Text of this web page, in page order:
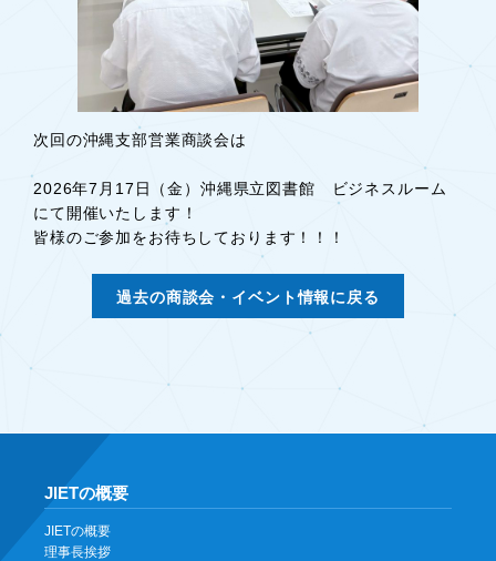
次回の沖縄支部営業商談会は
2026年7月17日（金）沖縄県立図書館 ビジネスルーム
にて開催いたします！
皆様のご参加をお待ちしております！！！
過去の商談会・イベント情報に戻る
JIETの概要
JIETの概要
理事長挨拶